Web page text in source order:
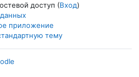
доступ (Вход)
приложение
тему